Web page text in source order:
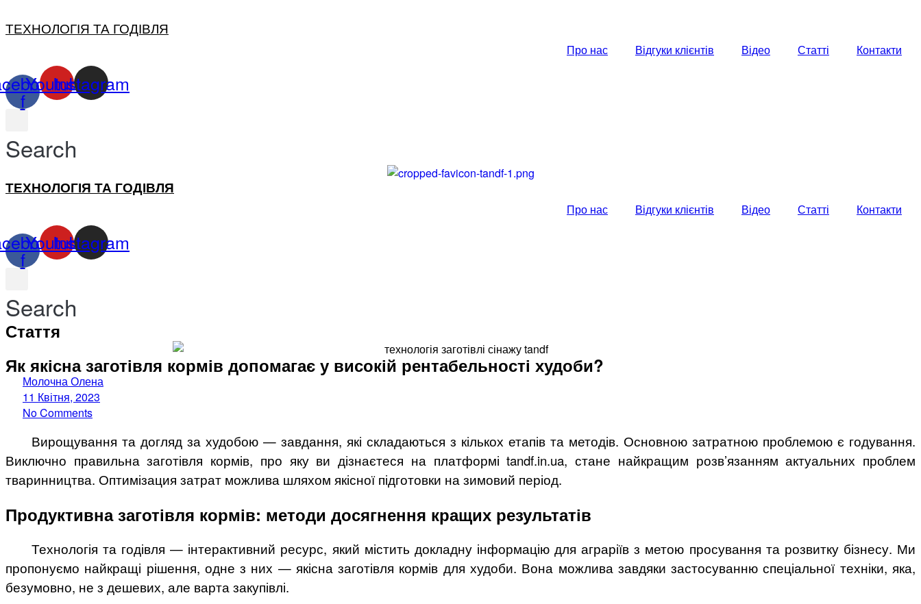
ТЕХНОЛОГІЯ ТА ГОДІВЛЯ
Про нас Відгуки клієнтів Відео Статті Контакти
f
Youtube
Instagram
Search
ТЕХНОЛОГІЯ ТА ГОДІВЛЯ
Про нас Відгуки клієнтів Відео Статті Контакти
f
Youtube
Instagram
Search
Стаття
Як якісна заготівля кормів допомагає у високій рентабельності худоби?
Молочна Олена
11 Квітня, 2023
No Comments
Вирощування та догляд за худобою — завдання, які складаються з кількох етапів та методів. Основною затратною проблемою є годування.
Виключно правильна заготівля кормів, про яку ви дізнаєтеся на платформі tandf.in.ua, стане найкращим розв’язанням актуальних проблем
тваринництва. Оптимізация затрат можлива шляхом якісної підготовки на зимовий період.
Продуктивна заготівля кормів: методи досягнення кращих результатів
Технологія та годівля — інтерактивний ресурс, який містить докладну інформацію для аграріїв з метою просування та розвитку бізнесу. Ми
пропонуємо найкращі рішення, одне з них — якісна заготівля кормів для худоби. Вона можлива завдяки застосуванню спеціальної техніки, яка,
безумовно, не з дешевих, але варта закупівлі.